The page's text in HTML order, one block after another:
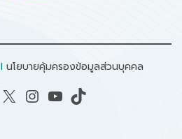
I นโยบายคุ้มครองข้อมูลส่วนบุคคล
X Instagram YouTube TikTok